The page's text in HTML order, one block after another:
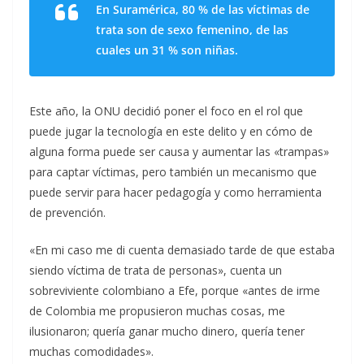
En Suramérica, 80 % de las víctimas de
trata son de sexo femenino, de las
cuales un 31 % son niñas.
Este año, la ONU decidió poner el foco en el rol que
puede jugar la tecnología en este delito y en cómo de
alguna forma puede ser causa y aumentar las «trampas»
para captar víctimas, pero también un mecanismo que
puede servir para hacer pedagogía y como herramienta
de prevención.
«En mi caso me di cuenta demasiado tarde de que estaba
siendo víctima de trata de personas», cuenta un
sobreviviente colombiano a Efe, porque «antes de irme
de Colombia me propusieron muchas cosas, me
ilusionaron; quería ganar mucho dinero, quería tener
muchas comodidades».